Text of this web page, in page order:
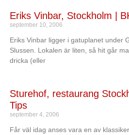
Eriks Vinbar, Stockholm |
september 10, 2006
Eriks Vinbar ligger i gatuplanet under
Slussen. Lokalen är liten, så hit går
dricka (eller
Sturehof, restaurang
Tips
september 4, 2006
Får väl idag anses vara en av